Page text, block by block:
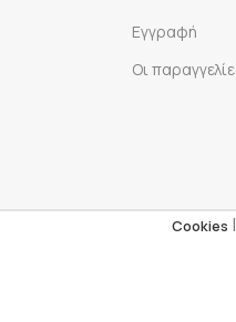
Εγγραφή
Οι
Cookies |